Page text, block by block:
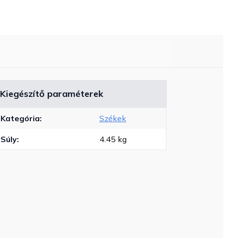
Kiegészítő paraméterek
Kategória: Székek
Súly: 4.45 kg